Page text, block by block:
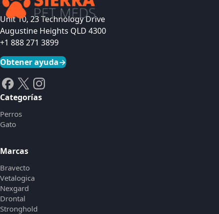
Unit 10, 23 Technology Drive
Augustine Heights QLD 4300
+1 888 271 3899
Obtener ayuda→
Categorías
Perros
Gato
Marcas
Bravecto
Vetalogica
Nexgard
Drontal
Stronghold